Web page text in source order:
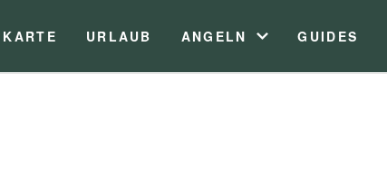
KARTE URLAUB ANGELN GUIDES